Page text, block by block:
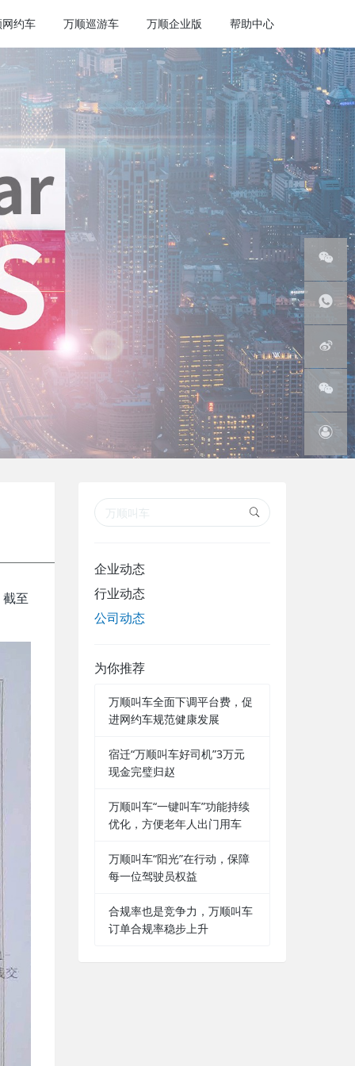
约车 万顺巡游车 万顺企业版 帮助中心
至
企业动态
行业动态
公司动态
为你推荐
万顺叫车全面下调平台费，促
进网约车规范健康发展
宿迁“万顺叫车好司机”3万元
现金完璧归赵
万顺叫车“一键叫车”功能持续
优化，方便老年人出门用车
万顺叫车“阳光”在行动，保障
每一位驾驶员权益
合规率也是竞争力，万顺叫车
订单合规率稳步上升
微信服
务号
客服热
线
腾讯微
博
微信订